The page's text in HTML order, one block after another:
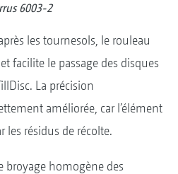
6003-2
les tournesols, le rouleau
facilite le passage des disques
La précision
améliorée, car l’élément
les résidus de récolte.
broyage homogène des